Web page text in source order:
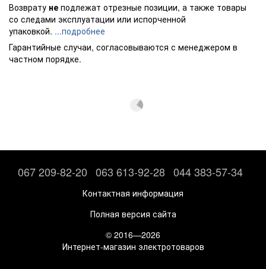
Возврату не подлежат отрезные позиции, а также товары
со следами эксплуатации или испорченной
упаковкой. ...подробнее
Гарантийные случаи, согласовываются с менеджером в
частном порядке.
067 209-82-20 063 613-92-28 044 383-57-34
Контактная информация
Полная версия сайта
© 2016—2026
Интернет-магазин электротоваров